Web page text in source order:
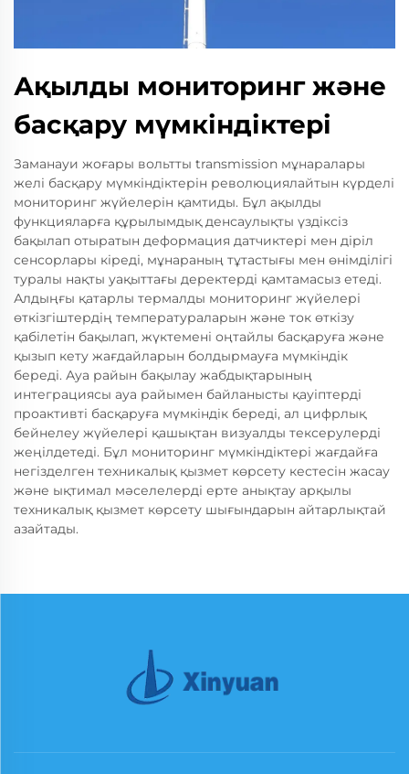
Ақылды мониторинг және
басқару мүмкіндіктері
Заманауи жоғары вольтты transmission мұнаралары
желі басқару мүмкіндіктерін революциялайтын күрделі
мониторинг жүйелерін қамтиды. Бұл ақылды
функцияларға құрылымдық денсаулықты үздіксіз
бақылап отыратын деформация датчиктері мен діріл
сенсорлары кіреді, мұнараның тұтастығы мен өнімділігі
туралы нақты уақыттағы деректерді қамтамасыз етеді.
Алдыңғы қатарлы термалды мониторинг жүйелері
өткізгіштердің температураларын және ток өткізу
қабілетін бақылап, жүктемені оңтайлы басқаруға және
қызып кету жағдайларын болдырмауға мүмкіндік
береді. Ауа райын бақылау жабдықтарының
интеграциясы ауа райымен байланысты қауіптерді
проактивті басқаруға мүмкіндік береді, ал цифрлық
бейнелеу жүйелері қашықтан визуалды тексерулерді
жеңілдетеді. Бұл мониторинг мүмкіндіктері жағдайға
негізделген техникалық қызмет көрсету кестесін жасау
және ықтимал мәселелерді ерте анықтау арқылы
техникалық қызмет көрсету шығындарын айтарлықтай
азайтады.